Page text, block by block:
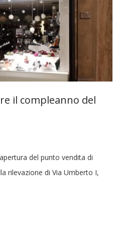
il compleanno del
del punto vendita di
rilevazione di Via Umberto I,